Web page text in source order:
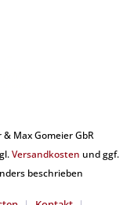
Max Gomeier GbR
Versandkosten und ggf.
beschrieben